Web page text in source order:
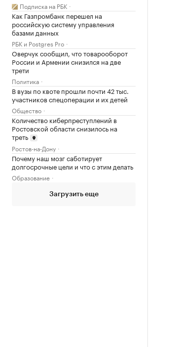
Подписка на РБК
Как Газпромбанк перешел на
российскую систему управления
базами данных
РБК и Postgres Pro
Оверчук сообщил, что товарооборот
России и Армении снизился на две
трети
Политика
В вузы по квоте прошли почти 42 тыс.
участников спецоперации и их детей
Общество
Количество киберпреступлений в
Ростовской области снизилось на
треть
Ростов-на-Дону
Почему наш мозг саботирует
долгосрочные цели и что с этим делать
Образование
Загрузить еще